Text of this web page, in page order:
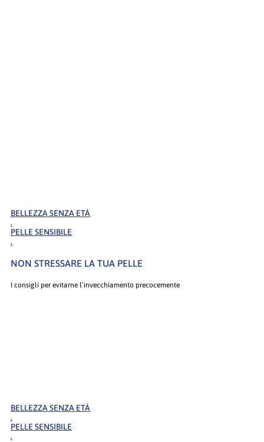
BELLEZZA SENZA ETÀ
.
PELLE SENSIBILE
.
NON STRESSARE LA TUA PELLE
I consigli per evitarne l’invecchiamento precocemente
BELLEZZA SENZA ETÀ
.
PELLE SENSIBILE
.